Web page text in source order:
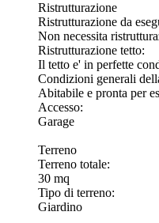
Ristrutturazione
Ristrutturazione da
Non necessita
Ristrutturazione tetto:
Il tetto e' in perfette
Condizioni generali
Abitabile e pronta per
Accesso:
Garage
Terreno
Terreno totale:
30 mq
Tipo di terreno:
Giardino